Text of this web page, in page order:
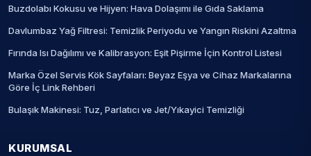
Buzdolabı Kokusu ve Hijyen: Hava Dolaşımı ile Gıda Saklama
Davlumbaz Yağ Filtresi: Temizlik Periyodu ve Yangın Riskini Azaltma
Fırında Isı Dağılımı ve Kalibrasyon: Eşit Pişirme İçin Kontrol Listesi
Marka Özel Servis Kök Sayfaları: Beyaz Eşya ve Cihaz Markalarına
Göre İç Link Rehberi
Bulaşık Makinesi: Tuz, Parlatıcı ve Jet/Yıkayici Temizliği
KURUMSAL